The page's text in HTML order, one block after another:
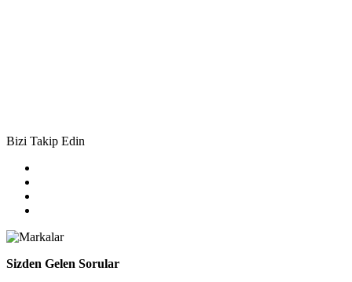
Bizi Takip Edin
Sizden Gelen Sorular